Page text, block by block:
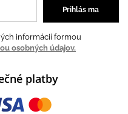
informácií formou
osobných údajov.
platby